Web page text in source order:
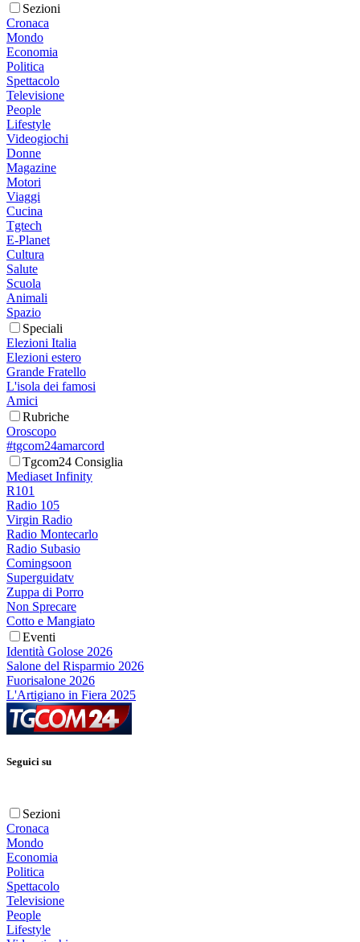
Sezioni
Cronaca
Mondo
Economia
Politica
Spettacolo
Televisione
People
Lifestyle
Videogiochi
Donne
Magazine
Motori
Viaggi
Cucina
Tgtech
E-Planet
Cultura
Salute
Scuola
Animali
Spazio
Speciali
Elezioni Italia
Elezioni estero
Grande Fratello
L'isola dei famosi
Amici
Rubriche
Oroscopo
#tgcom24amarcord
Tgcom24 Consiglia
Mediaset Infinity
R101
Radio 105
Virgin Radio
Radio Montecarlo
Radio Subasio
Comingsoon
Superguidatv
Zuppa di Porro
Non Sprecare
Cotto e Mangiato
Eventi
Identità Golose 2026
Salone del Risparmio 2026
Fuorisalone 2026
L'Artigiano in Fiera 2025
Seguici su
Sezioni
Cronaca
Mondo
Economia
Politica
Spettacolo
Televisione
People
Lifestyle